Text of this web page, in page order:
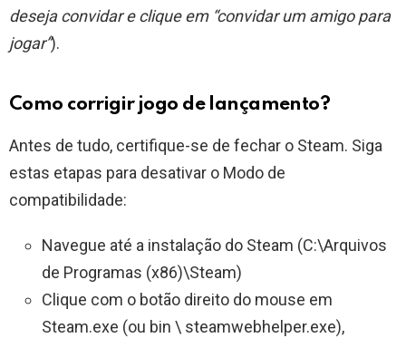
deseja convidar e clique em “convidar um amigo para
jogar”).
Como corrigir jogo de lançamento?
Antes de tudo, certifique-se de fechar o Steam. Siga
estas etapas para desativar o Modo de
compatibilidade:
Navegue até a instalação do Steam (C:\Arquivos
de Programas (x86)\Steam)
Clique com o botão direito do mouse em
Steam.exe (ou bin \ steamwebhelper.exe),